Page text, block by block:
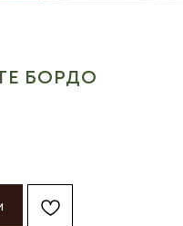
БОРДО